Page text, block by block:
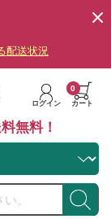
配送状況
ログイン カート
0
無料！